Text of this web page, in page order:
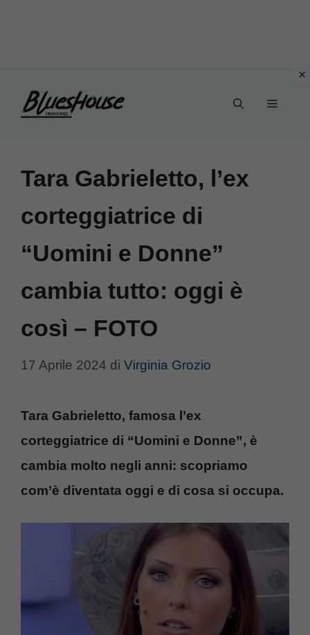
Menu
Tara Gabrieletto, l’ex
corteggiatrice di
“Uomini e Donne”
cambia tutto: oggi è
così – FOTO
17 Aprile 2024 di Virginia Grozio
Tara Gabrieletto, famosa l’ex
corteggiatrice di “Uomini e Donne”, è
cambia molto negli anni: scopriamo
com’è diventata oggi e di cosa si occupa.